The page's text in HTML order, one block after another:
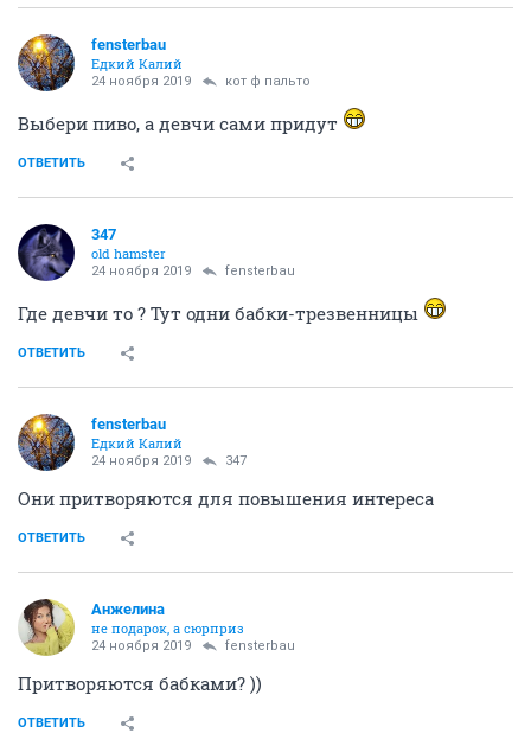
fensterbau
Едкий Калий
24 ноября 2019 кот ф пальто
Выбери пиво, а девчи сами придут
ОТВЕТИТЬ
347
old hamster
24 ноября 2019 fensterbau
Где девчи то ? Тут одни бабки-трезвенницы
ОТВЕТИТЬ
fensterbau
Едкий Калий
24 ноября 2019 347
Они притворяются для повышения интереса
ОТВЕТИТЬ
Aнжелина
не подарок, а сюрприз
24 ноября 2019 fensterbau
Притворяются бабками? ))
ОТВЕТИТЬ